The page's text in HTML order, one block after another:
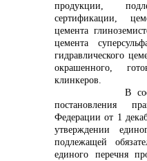
Контакты
+7 (423) 234
продукции,
сертификации,
цемента
цемента
гидравлического
окрашенного,
клинкеров.
В
постановления
Федерации от 1
утверждении
подлежащей
единого перечня